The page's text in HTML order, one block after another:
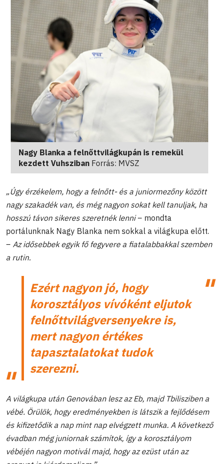
Nagy Blanka a felnőttvilágkupán is remekül
kezdett Vuhsziban Forrás: MVSZ
„Úgy érzékelem, hogy a felnőtt- és a juniormezőny között
nagy szakadék van, és még nagyon sokat kell tanuljak, ha
hosszú távon sikeres szeretnék lenni– mondta
portálunknak Nagy Blanka nem sokkal a világkupa előtt.
– Az idősebbek egyik fő fegyvere a fiatalabbakkal szemben
a rutin.
Ezért nagyon jó, hogy
korosztályos vívóként eljutok
felnőttvilágversenyekre is,
mert nagyon értékes
tapasztalatokat tudok
szerezni.
A világkupa után Genovában lesz az Eb, majd Tbilisziben a
vébé. Örülök, hogy eredményekben is látszik a fejlődésem
és kifizetődik a nap mint nap elvégzett munka. A következő
évadban még juniornak számítok, így a korosztályom
vébéjén nagyon motivál majd, hogy az ezüst után az